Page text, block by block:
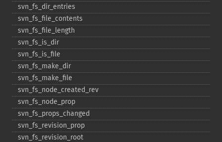
svn_​fs_​dir_​entries
svn_​fs_​file_​contents
svn_​fs_​file_​length
svn_​fs_​is_​dir
svn_​fs_​is_​file
svn_​fs_​make_​dir
svn_​fs_​make_​file
svn_​fs_​node_​created_​rev
svn_​fs_​node_​prop
svn_​fs_​props_​changed
svn_​fs_​revision_​prop
svn_​fs_​revision_​root